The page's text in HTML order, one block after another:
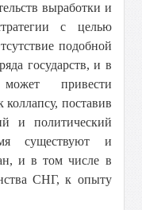
выработки и
с целью
подобной
государств, и в
привести
поставив
и политический
существуют и
и в том числе в
СНГ, к опыту